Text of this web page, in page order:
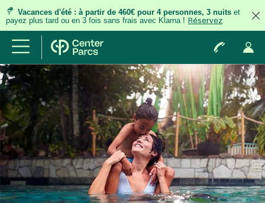
Vacances d'été : à partir de 460€ pour 4 personnes, 3 nuits et
payez plus tard ou en 3 fois sans frais avec Klarna ! Réservez